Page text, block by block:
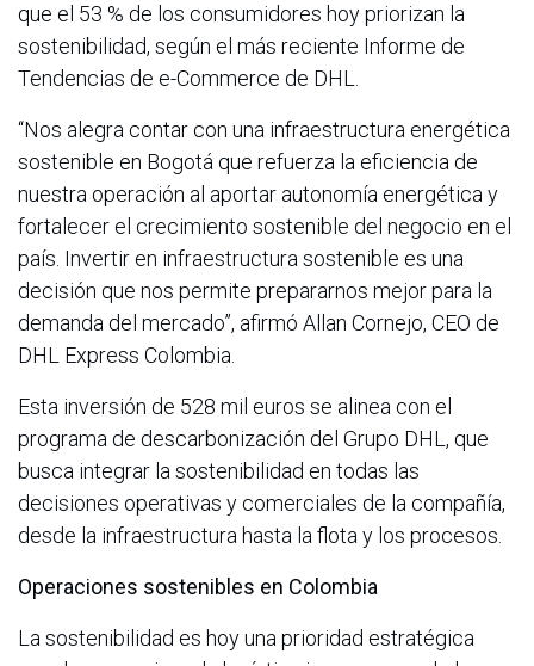
que el 53 % de los consumidores hoy priorizan la
sostenibilidad, según el más reciente Informe de
Tendencias de e-Commerce de DHL.
“Nos alegra contar con una infraestructura energética
sostenible en Bogotá que refuerza la eficiencia de
nuestra operación al aportar autonomía energética y
fortalecer el crecimiento sostenible del negocio en el
país. Invertir en infraestructura sostenible es una
decisión que nos permite prepararnos mejor para la
demanda del mercado”, afirmó Allan Cornejo, CEO de
DHL Express Colombia.
Esta inversión de 528 mil euros se alinea con el
programa de descarbonización del Grupo DHL, que
busca integrar la sostenibilidad en todas las
decisiones operativas y comerciales de la compañía,
desde la infraestructura hasta la flota y los procesos.
Operaciones sostenibles en Colombia
La sostenibilidad es hoy una prioridad estratégica